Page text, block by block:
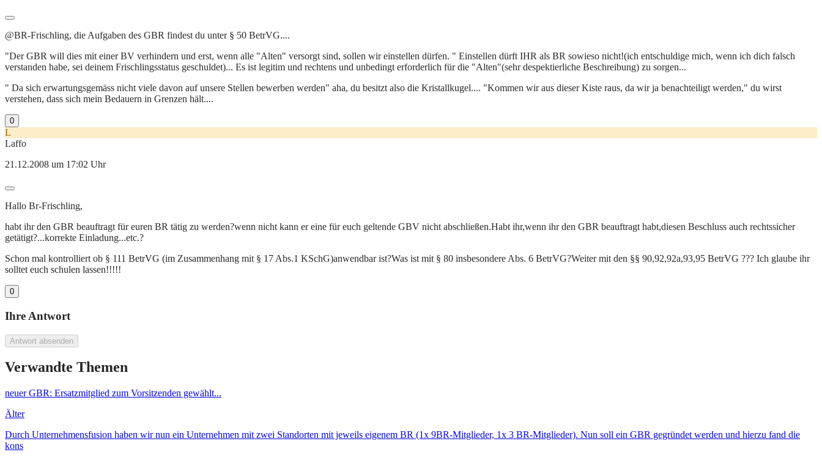
@BR-Frischling, die Aufgaben des GBR findest du unter § 50 BetrVG....
"Der GBR will dies mit einer BV verhindern und erst, wenn alle "Alten" versorgt sind, sollen wir einstellen dürfen. " Einstellen dürft IHR als BR sowieso nicht!(ich entschuldige mich, wenn ich dich falsch
verstanden habe, sei deinem Frischlingsstatus geschuldet)... Es ist legitim und rechtens und unbedingt erforderlich für die "Alten"(sehr despektierliche Beschreibung) zu sorgen...
" Da sich erwartungsgemäss nicht viele davon auf unsere Stellen bewerben werden" aha, du besitzt also die Kristallkugel.... "Kommen wir aus dieser Kiste raus, da wir ja benachteiligt werden," du wirst
verstehen, dass sich mein Bedauern in Grenzen hält....
0
L
Laffo
21.12.2008 um 17:02 Uhr
Hallo Br-Frischling,
habt ihr den GBR beauftragt für euren BR tätig zu werden?wenn nicht kann er eine für euch geltende GBV nicht abschließen.Habt ihr,wenn ihr den GBR beauftragt habt,diesen Beschluss auch rechtssicher
getätigt?...korrekte Einladung...etc.?
Schon mal kontrolliert ob § 111 BetrVG (im Zusammenhang mit § 17 Abs.1 KSchG)anwendbar ist?Was ist mit § 80 insbesondere Abs. 6 BetrVG?Weiter mit den §§ 90,92,92a,93,95 BetrVG ??? Ich glaube ihr
solltet euch schulen lassen!!!!!
0
Ihre Antwort
Antwort absenden
Verwandte Themen
neuer GBR: Ersatzmitglied zum Vorsitzenden gewählt...
Älter
Durch Unternehmensfusion haben wir nun ein Unternehmen mit zwei Standorten mit jeweils eigenem BR (1x 9BR-Mitglieder, 1x 3 BR-Mitglieder). Nun soll ein GBR gegründet werden und hierzu fand die
kons